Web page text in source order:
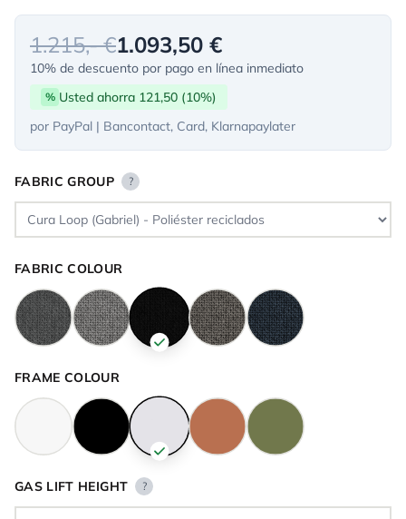
1.215,- €1.093,50 €
10% de descuento por pago en línea inmediato
% Usted ahorra 121,50 (10%)
por PayPal | Bancontact, Card, Klarnapaylater
FABRIC GROUP ?
FABRIC COLOUR
FRAME COLOUR
GAS LIFT HEIGHT ?